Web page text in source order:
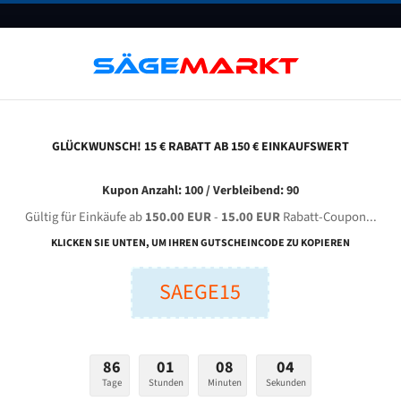
FAQ GUTSCHEINE BLOG KONTAKT
TMJ PP 502 A-CNC für 5370 mm Bi-Metall Bandsägeblätter
Breite (mm):
GLÜCKWUNSCH! 15 € RABATT AB 150 € EINKAUFSWERT
Kupon Anzahl: 100 / Verbleibend: 90
Gültig für Einkäufe ab150.00 EUR- 15.00 EURRabatt-Coupon...
KLICKEN SIE UNTEN, UM IHREN GUTSCHEINCODE ZU KOPIEREN
SAEGE15
86
Tage
01
Stunden
08
Minuten
03
Sekunden